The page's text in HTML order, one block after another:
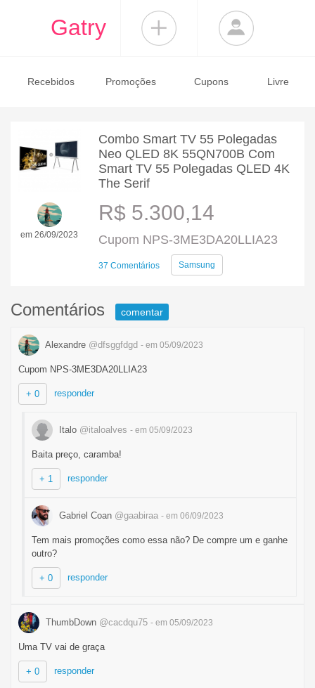
Gatry
Recebidos Promoções Cupons Livre
em 26/09/2023
Combo Smart TV 55 Polegadas
Neo QLED 8K 55QN700B Com
Smart TV 55 Polegadas QLED 4K
The Serif
R$ 5.300,14
Cupom NPS-3ME3DA20LLIA23
37 Comentários Samsung
Comentários comentar
Alexandre @dfsggfdgd - em 05/09/2023
Cupom NPS-3ME3DA20LLIA23
+ 0 responder
Italo @italoalves - em 05/09/2023
Baita preço, caramba!
+ 1 responder
Gabriel Coan @gaabiraa - em 06/09/2023
Tem mais promoções como essa não? De compre um e ganhe
outro?
+ 0 responder
ThumbDown @cacdqu75 - em 05/09/2023
Uma TV vai de graça
+ 0 responder